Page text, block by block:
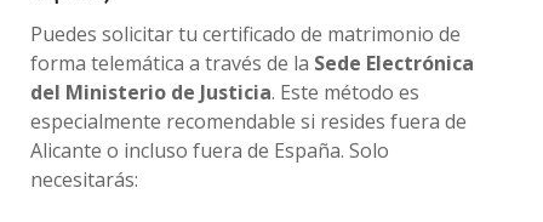
Puedes solicitar tu certificado de matrimonio de
forma telemática a través de la Sede Electrónica
del Ministerio de Justicia. Este método es
especialmente recomendable si resides fuera de
Alicante o incluso fuera de España. Solo
necesitarás: